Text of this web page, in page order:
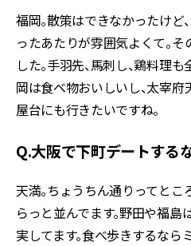
福岡。散策はできなかったけど
ったあたりが雰囲気よくて。
した。手羽先、馬刺し、鶏料理
岡は食べ物おいしいし、太宰府
屋台にも行きたいですね。
Q.大阪で下町デートする
天満。ちょうちん通りってとこ
らっと並んでます。野田や福
実してます。食べ歩きするなら